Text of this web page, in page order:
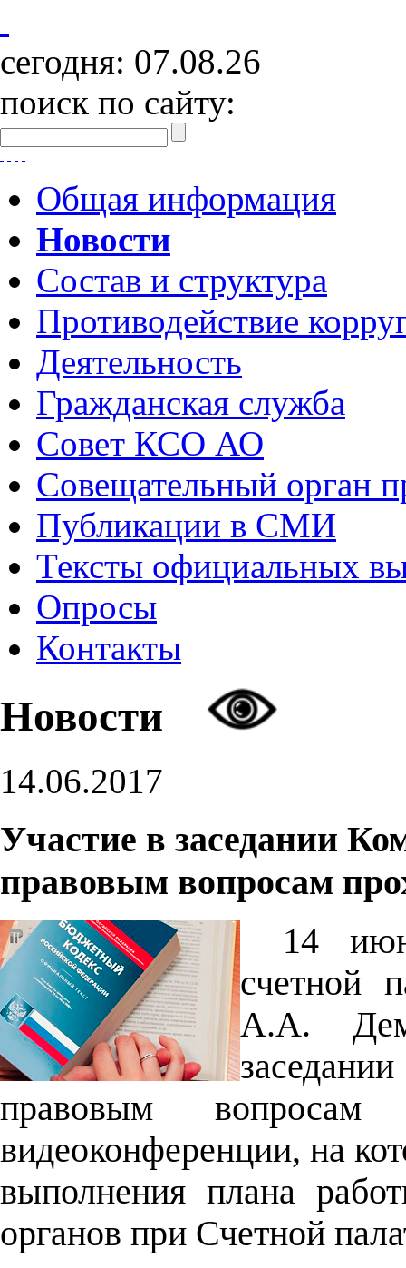
сегодня: 07.08.26
поиск по сайту:
Общая информация
Новости
Состав и структура
Противодействие
Деятельность
Гражданская служба
Совет КСО АО
Совещательный орган
Публикации в СМИ
Тексты официальных
Опросы
Контакты
Новости
14.06.2017
Участие в заседании
правовым вопросам
14
счетной
А.А.
правовым
видеоконференции, на
выполнения плана
органов при Счетной